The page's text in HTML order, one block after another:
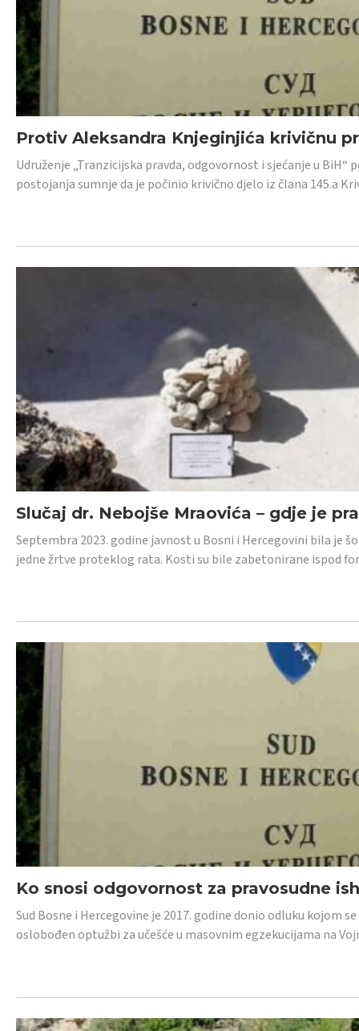
Protiv Aleksandra Knjeginjića krivičnu
Udruženje „Tranzicijska pravda, odgovornost i sjećanje u
postojanja sumnje da je počinio krivično djelo iz člana 145.a
Slučaj dr. Nebojše Mraovića – gdje je
Septembra 2023. godine javnost u Bosni i Hercegovini bila je
jedne žrtve proteklog rata. Kosti su bile zabetonirane ispod
Ko snosi odgovornost za pravosudne
Sud Bosne i Hercegovine je 2017. godine donio odluku kojom
oslobođen optužbi za učešće u masovnim egzekucijama na